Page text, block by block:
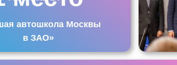
автошкола Москвы
в ЗАО»